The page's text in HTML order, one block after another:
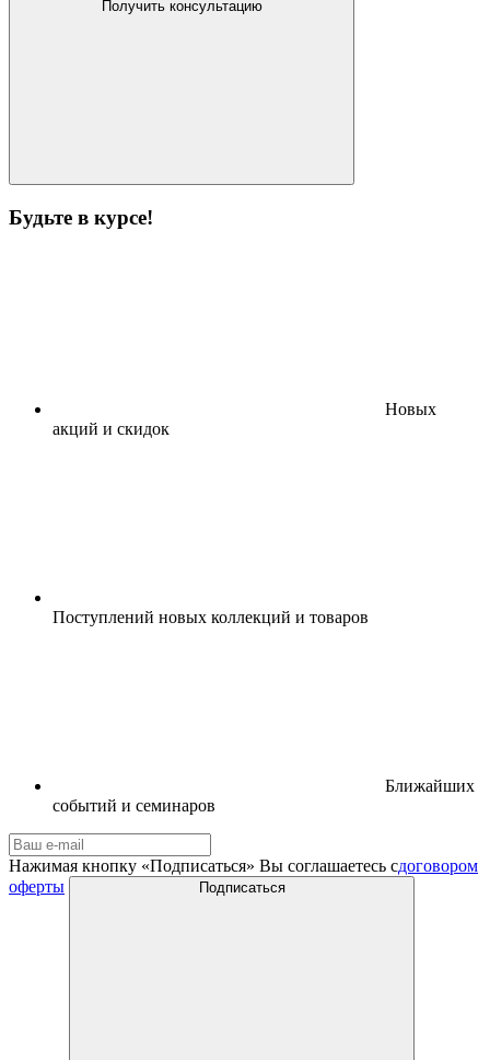
Получить консультацию
Будьте в курсе!
Новых
акций и скидок
Поступлений новых коллекций и товаров
Ближайших
событий и семинаров
Нажимая кнопку «Подписаться» Вы соглашаетесь сдоговором
оферты
Подписаться